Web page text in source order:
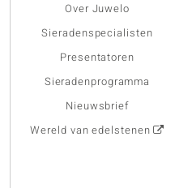
Over Juwelo
Sieradenspecialisten
Presentatoren
Sieradenprogramma
Nieuwsbrief
Wereld van edelstenen